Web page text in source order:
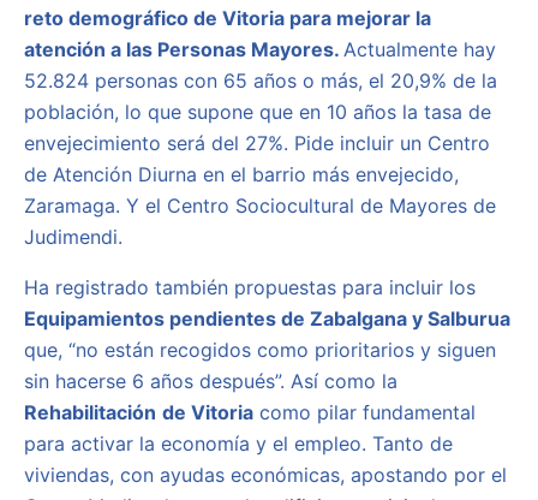
reto demográfico de Vitoria para mejorar la
atención a las Personas Mayores. Actualmente hay
52.824 personas con 65 años o más, el 20,9% de la
población, lo que supone que en 10 años la tasa de
envejecimiento será del 27%. Pide incluir un Centro
de Atención Diurna en el barrio más envejecido,
Zaramaga. Y el Centro Sociocultural de Mayores de
Judimendi.
Ha registrado también propuestas para incluir los
Equipamientos pendientes de Zabalgana y Salburua
que, “no están recogidos como prioritarios y siguen
sin hacerse 6 años después”. Así como la
Rehabilitación de Vitoria como pilar fundamental
para activar la economía y el empleo. Tanto de
viviendas, con ayudas económicas, apostando por el